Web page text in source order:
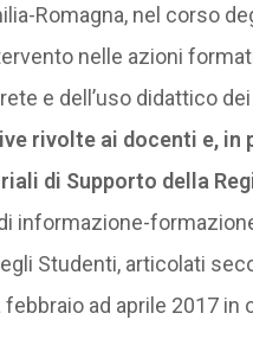
Romagna, nel corso
nelle azioni
e dell’uso didattico dei
rivolte ai docenti e, in
di Supporto della
informazione-
Studenti, articolati
ad aprile 2017 in